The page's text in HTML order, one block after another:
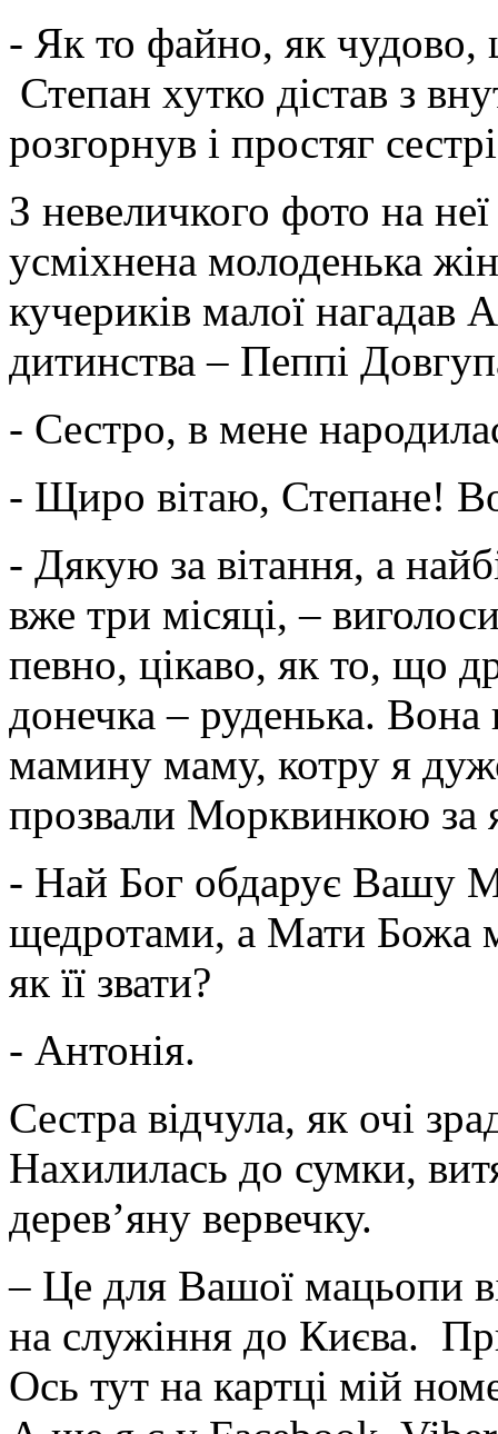
- Як то файно, як чудово,
Степан хутко дістав з
розгорнув і простяг
З невеличкого фото на
усміхнена молоденька
кучериків малої нагадав
дитинства – Пеппі
- Сестро, в мене
- Щиро вітаю, Степане!
- Дякую за вітання, а
вже три місяці, –
певно, цікаво, як то, що
донечка – руденька.
мамину маму, котру я
прозвали Морквинкою за
- Най Бог обдарує Вашу
щедротами, а Мати Божа
як її звати?
- Антонія.
Сестра відчула, як очі
Нахилилась до сумки,
дерев’яну вервечку.
– Це для Вашої мацьопи
на служіння до Києва.
Ось тут на картці мій